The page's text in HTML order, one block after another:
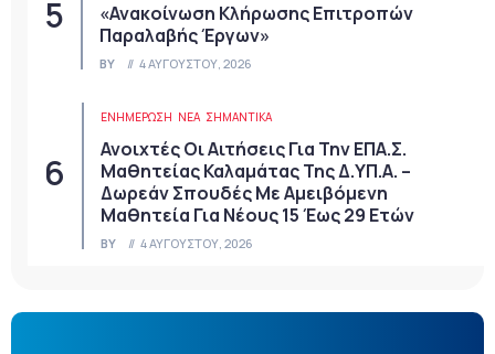
«Ανακοίνωση Κλήρωσης Επιτροπών
Παραλαβής Έργων»
BY 4 ΑΥΓΟΎΣΤΟΥ, 2026
ΕΝΗΜΕΡΩΣΗ ΝΈΑ ΣΗΜΑΝΤΙΚΆ
Ανοιχτές Οι Αιτήσεις Για Την ΕΠΑ.Σ.
Μαθητείας Καλαμάτας Της Δ.ΥΠ.Α. –
Δωρεάν Σπουδές Με Αμειβόμενη
Μαθητεία Για Νέους 15 Έως 29 Ετών
BY 4 ΑΥΓΟΎΣΤΟΥ, 2026